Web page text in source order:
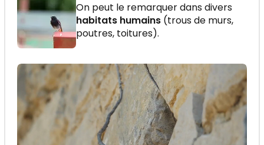
On peut le remarquer dans divers
habitats humains (trous de murs,
poutres, toitures).